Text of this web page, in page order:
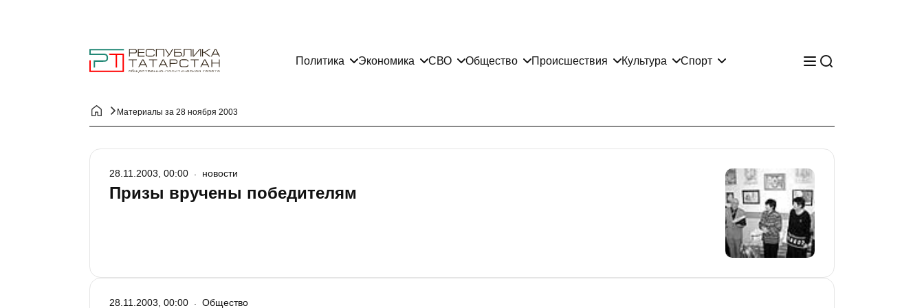
Политика Экономика СВО Общество Происшествия Культура Спорт
Материалы за 28 ноября 2003
Призы вручены победителям
28.11.2003, 00:00 новости
28.11.2003, 00:00 Общество